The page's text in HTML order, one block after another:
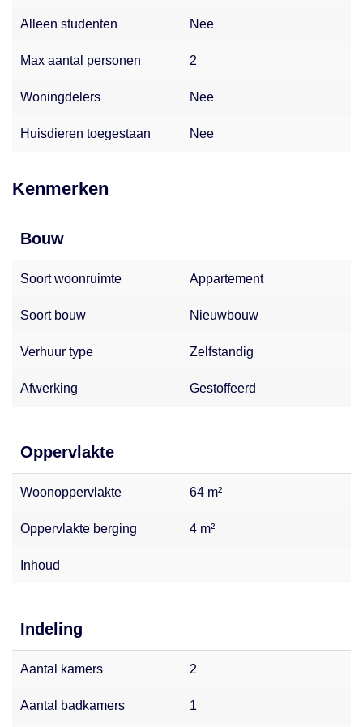
voor het plannen van een bezichtiging. We laten je dit
grootste zorg aan de samenstelling van deze informatie.
Desondanks kunnen aan de inhoud geen rechten worden
Alleen studenten Nee
Max aantal personen 2
Woningdelers Nee
Huisdieren toegestaan Nee
Kenmerken
Bouw
Soort woonruimte Appartement
Soort bouw Nieuwbouw
Verhuur type Zelfstandig
Afwerking Gestoffeerd
Oppervlakte
Woonoppervlakte 64 m²
Oppervlakte berging 4 m²
Inhoud
Indeling
Aantal kamers 2
Aantal badkamers 1